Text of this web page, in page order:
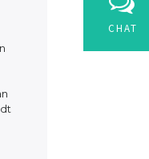
CHAT